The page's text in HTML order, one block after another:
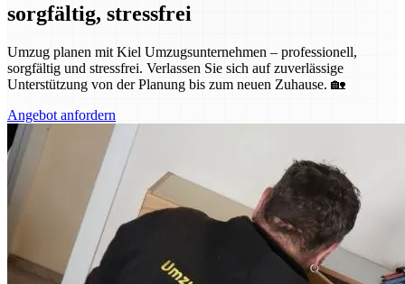
sorgfältig, stressfrei
Umzug planen mit Kiel Umzugsunternehmen – professionell,
sorgfältig und stressfrei. Verlassen Sie sich auf zuverlässige
Unterstützung von der Planung bis zum neuen Zuhause. 🏡
Angebot anfordern